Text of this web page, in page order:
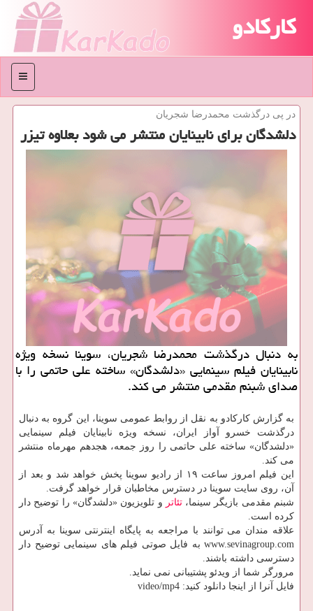
کارکادو
منو
در پی درگذشت محمدرضا شجریان
دلشدگان برای نابینایان منتشر می شود بعلاوه تیزر
به دنبال درگذشت محمدرضا شجریان، سوینا نسخه ویژه
نابینایان فیلم سینمایی «دلشدگان» ساخته علی حاتمی را با
صدای شبنم مقدمی منتشر می كند.
به گزارش کارکادو به نقل از روابط عمومی سوینا، این گروه به دنبال
درگذشت خسرو آواز ایران، نسخه ویژه نابینایان فیلم سینمایی
«دلشدگان» ساخته علی حاتمی را روز جمعه، هجدهم مهرماه منتشر
می کند.
این فیلم امروز ساعت ۱۹ از رادیو سوینا پخش خواهد شد و بعد از
آن، روی سایت سوینا در دسترس مخاطبان قرار خواهد گرفت.
شبنم مقدمی بازیگر سینما،تئاتر و تلویزیون «دلشدگان» را توضیح دار
کرده است.
علاقه مندان می توانند با مراجعه به پایگاه اینترنتی سوینا به آدرس
www.sevinagroup.com به فایل صوتی فیلم های سینمایی توضیح دار
دسترسی داشته باشند.
مرورگر شما از ویدئو پشتیبانی نمی نماید.
فایل آنرا از اینجا دانلود کنید: video/mp4